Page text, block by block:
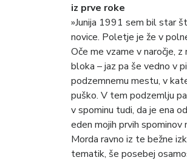
iz prve roke
»Junija 1991 sem bil star
novice. Poletje je že v
Oče me vzame v naročje,
bloka – jaz pa še vedno v
podzemnemu mestu, v
puško. V tem podzemlju
v spominu tudi, da je ena
eden mojih prvih spominov
Morda ravno iz te bežne
tematik, še posebej